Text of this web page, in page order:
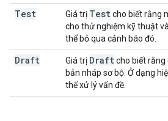
Test Giá trị Testcho biết rằng
cho thử nghiệm kỹ thuật
thể bỏ qua cảnh báo đó.
Draft Giá trị Draftcho biết rằng
bản nháp sơ bộ. Ở dạng
thể xử lý vấn đề.